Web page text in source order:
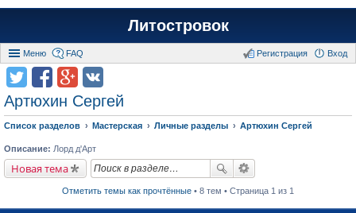
Литостровок
Меню FAQ Вход
Регистрация
Артюхин Сергей
Список разделов Мастерская Личные разделы Артюхин Сергей
Описание: Лорд д'Арт
Новая тема
Отметить темы как прочтённые • 8 тем • Страница 1 из 1